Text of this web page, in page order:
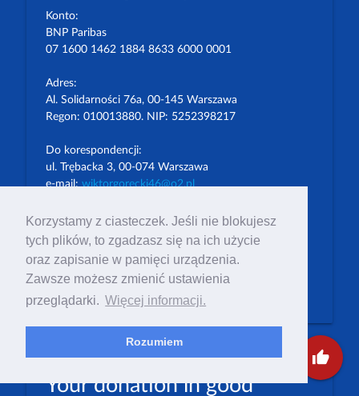
Korzystamy z ciasteczek. Jeśli nie blokujesz
tych plików, to zgadzasz się na ich użycie
oraz zapisanie w pamięci urządzenia.
Zawsze możesz zmienić ustawienia
przeglądarki. Więcej informacji.
Rozumiem
Konto:
BNP Paribas
07 1600 1462 1884 8633 6000 0001
Adres:
Al. Solidarności 76a, 00-145 Warszawa
Regon: 010013880. NIP: 5252398217
Do korespondencji:
ul. Trębacka 3, 00-074 Warszawa
e-mail:wiktorgorecki46@o2.pl
Statutpicture_as_pdf
Polityka Prywatnościpicture_as_pdf
Stronę prowadzi Wiktor Górecki
Your donation in good
thumb_up